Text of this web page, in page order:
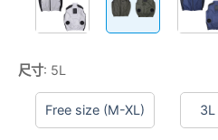
尺寸: 5L
Free size (M-XL) 3L